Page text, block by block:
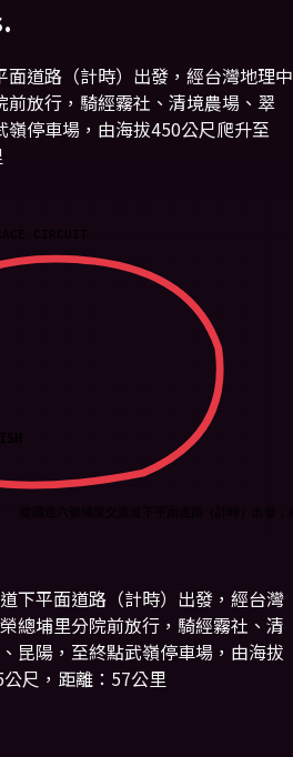
道路（計時）出發，經台灣地理中
放行，騎經霧社、清境農場、翠
嶺停車場，由海拔450公尺爬升至
下平面道路（計時）出發，經台灣
總埔里分院前放行，騎經霧社、清
昆陽，至終點武嶺停車場，由海拔
尺，距離：57公里